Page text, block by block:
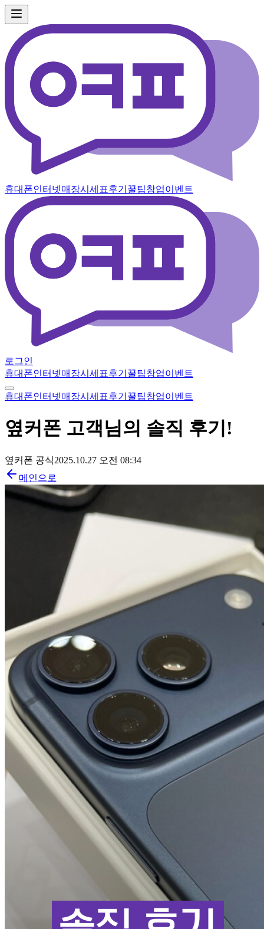
휴대폰인터넷매장시세표후기 꿀팁창업이벤트
로그인
휴대폰인터넷매장시세표후기 꿀팁창업이벤트
휴대폰인터넷매장시세표후기 꿀팁창업이벤트
옆커폰 고객님의 솔직 후기!
옆커폰 공식2025.10.27 오전 08:34
메인으로